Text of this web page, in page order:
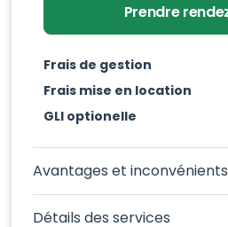
Frais de gestion
Frais mise en location
GLI optionelle
Prendre
Avantages et inconvénients
Détails des services